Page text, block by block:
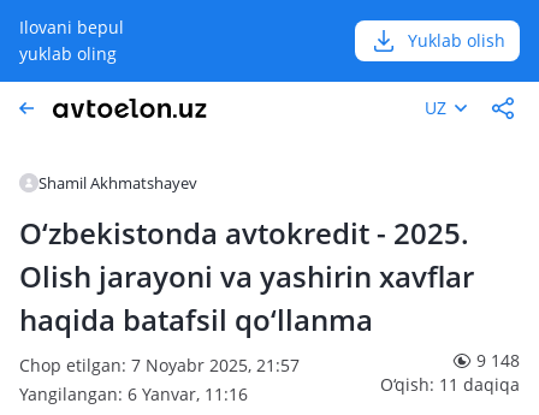
Ilovani bepul
yuklab oling
Yuklab olish
UZ
Shamil Akhmatshayev
O‘zbekistonda avtokredit - 2025.
Olish jarayoni va yashirin xavflar
haqida batafsil qo‘llanma
Chop etilgan: 7 Noyabr 2025, 21:57
Yangilangan: 6 Yanvar, 11:16
9 148
O‘qish: 11 daqiqa